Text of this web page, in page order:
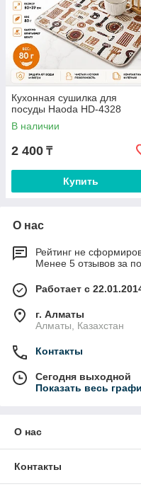
Кухонная сушилка для
посуды Haoda HD-4328
В наличии
2 400 ₸
Купить
О нас
Рейтинг не
Менее 5 отзывов за
Работает с
г. Алматы
Алматы, Казахстан
Контакты
Сегодня выходной
Показать весь
О нас
Контакты